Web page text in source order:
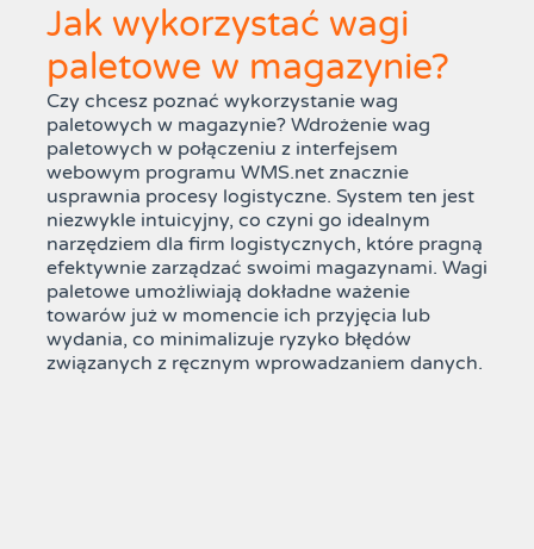
Jak wykorzystać wagi
paletowe w magazynie?
Czy chcesz poznać wykorzystanie wag
paletowych w magazynie? Wdrożenie wag
paletowych w połączeniu z interfejsem
webowym programu WMS.net znacznie
usprawnia procesy logistyczne. System ten jest
niezwykle intuicyjny, co czyni go idealnym
narzędziem dla firm logistycznych, które pragną
efektywnie zarządzać swoimi magazynami. Wagi
paletowe umożliwiają dokładne ważenie
towarów już w momencie ich przyjęcia lub
wydania, co minimalizuje ryzyko błędów
związanych z ręcznym wprowadzaniem danych.